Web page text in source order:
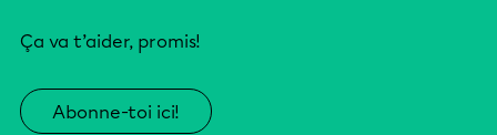
Ça va t’aider, promis!
Abonne-toi ici!